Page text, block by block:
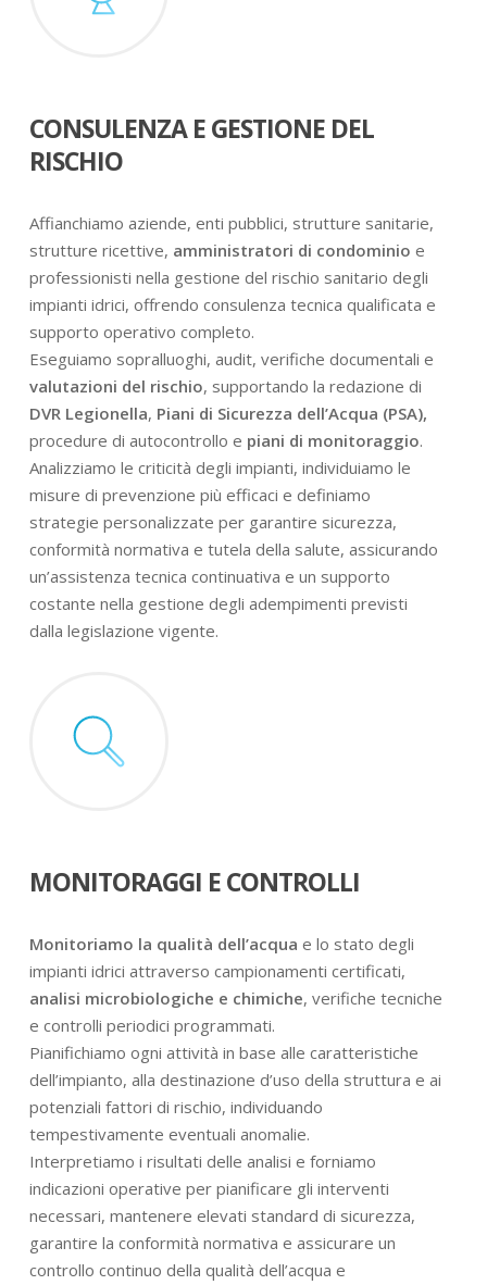
CONSULENZA E GESTIONE DEL
RISCHIO
Affianchiamo aziende, enti pubblici, strutture sanitarie,
strutture ricettive, amministratori di condominio e
professionisti nella gestione del rischio sanitario degli
impianti idrici, offrendo consulenza tecnica qualificata e
supporto operativo completo.
Eseguiamo sopralluoghi, audit, verifiche documentali e
valutazioni del rischio, supportando la redazione di
DVR Legionella, Piani di Sicurezza dell’Acqua (PSA),
procedure di autocontrollo e piani di monitoraggio.
Analizziamo le criticità degli impianti, individuiamo le
misure di prevenzione più efficaci e definiamo
strategie personalizzate per garantire sicurezza,
conformità normativa e tutela della salute, assicurando
un’assistenza tecnica continuativa e un supporto
costante nella gestione degli adempimenti previsti
dalla legislazione vigente.
MONITORAGGI E CONTROLLI
Monitoriamo la qualità dell’acqua e lo stato degli
impianti idrici attraverso campionamenti certificati,
analisi microbiologiche e chimiche, verifiche tecniche
e controlli periodici programmati.
Pianifichiamo ogni attività in base alle caratteristiche
dell’impianto, alla destinazione d’uso della struttura e ai
potenziali fattori di rischio, individuando
tempestivamente eventuali anomalie.
Interpretiamo i risultati delle analisi e forniamo
indicazioni operative per pianificare gli interventi
necessari, mantenere elevati standard di sicurezza,
garantire la conformità normativa e assicurare un
controllo continuo della qualità dell’acqua e